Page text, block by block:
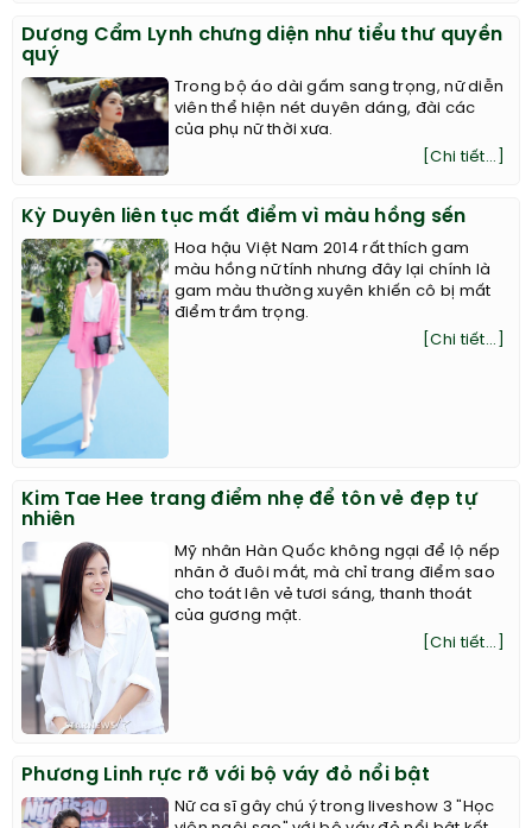
Dương Cẩm Lynh chưng diện như tiểu thư quyền
quý
Trong bộ áo dài gấm sang trọng, nữ diễn
viên thể hiện nét duyên dáng, đài các
của phụ nữ thời xưa.
[Chi tiết...]
Kỳ Duyên liên tục mất điểm vì màu hồng sến
Hoa hậu Việt Nam 2014 rất thích gam
màu hồng nữ tính nhưng đây lại chính là
gam màu thường xuyên khiến cô bị mất
điểm trầm trọng.
[Chi tiết...]
Kim Tae Hee trang điểm nhẹ để tôn vẻ đẹp tự
nhiên
Mỹ nhân Hàn Quốc không ngại để lộ nếp
nhăn ở đuôi mắt, mà chỉ trang điểm sao
cho toát lên vẻ tươi sáng, thanh thoát
của gương mặt.
[Chi tiết...]
Phương Linh rực rỡ với bộ váy đỏ nổi bật
Nữ ca sĩ gây chú ý trong liveshow 3 "Học